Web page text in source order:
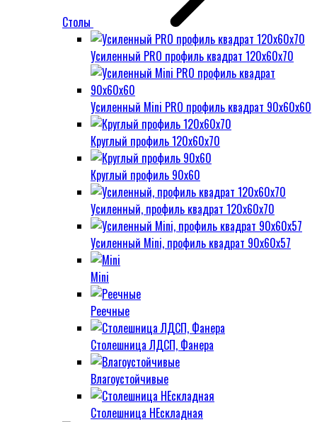
Столы
Усиленный PRO профиль квадрат 120х60х70
Усиленный Mini PRO профиль квадрат 90х60х60
Круглый профиль 120х60х70
Круглый профиль 90х60
Усиленный, профиль квадрат 120х60х70
Усиленный Mini, профиль квадрат 90х60х57
Mini
Реечные
Столешница ЛДСП, Фанера
Влагоустойчивые
Столешница НЕскладная